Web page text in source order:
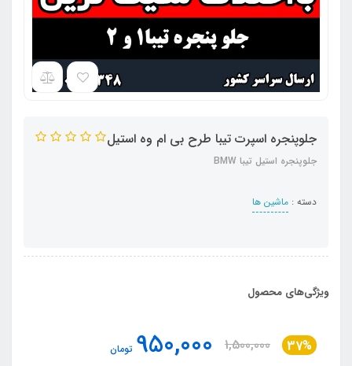
جلوپنجره اسپرت تیبا طرح بی ام وه استیل
جلوپنجره استیل تیبا BMW
دسته : ماشین ها
ویژگی‌های محصول
37%
1,500,000
950,000 تومان